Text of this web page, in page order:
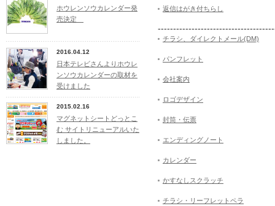
ホウレンソウカレンダー発
売決定
2016.04.12
日本テレビさんよりホウレ
ンソウカレンダーの取材を
受けました
2015.02.16
マグネットシートどっとこ
む サイトリニューアルいた
しました。
返信はがき付ちらし
チラシ、ダイレクトメール(DM)
パンフレット
会社案内
ロゴデザイン
封筒・伝票
エンディングノート
カレンダー
かすなしスクラッチ
チラシ・リーフレットペラ